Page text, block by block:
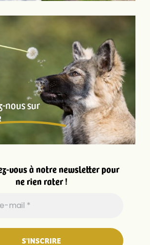
nous sur
vous à notre newsletter pour
ne rien rater !